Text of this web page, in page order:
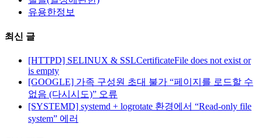
유용한정보
최신 글
[HTTPD] SELINUX & SSLCertificateFile does not exist or
is empty
[GOOGLE] 가족 구성원 초대 불가 “페이지를 로드할 수
없음 (다시시도)” 오류
[SYSTEMD] systemd + logrotate 환경에서 “Read-only file
system” 에러